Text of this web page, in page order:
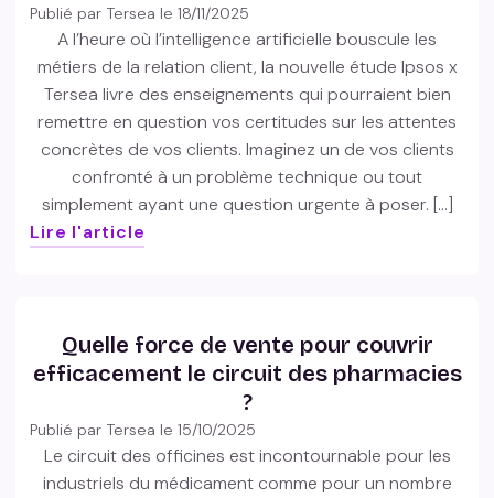
Publié par Tersea le18/11/2025
A l’heure où l’intelligence artificielle bouscule les
métiers de la relation client, la nouvelle étude Ipsos x
Tersea livre des enseignements qui pourraient bien
remettre en question vos certitudes sur les attentes
concrètes de vos clients. Imaginez un de vos clients
confronté à un problème technique ou tout
simplement ayant une question urgente à poser. […]
Lire l'article
Quelle force de vente pour couvrir
efficacement le circuit des pharmacies
?
Publié par Tersea le15/10/2025
Le circuit des officines est incontournable pour les
industriels du médicament comme pour un nombre